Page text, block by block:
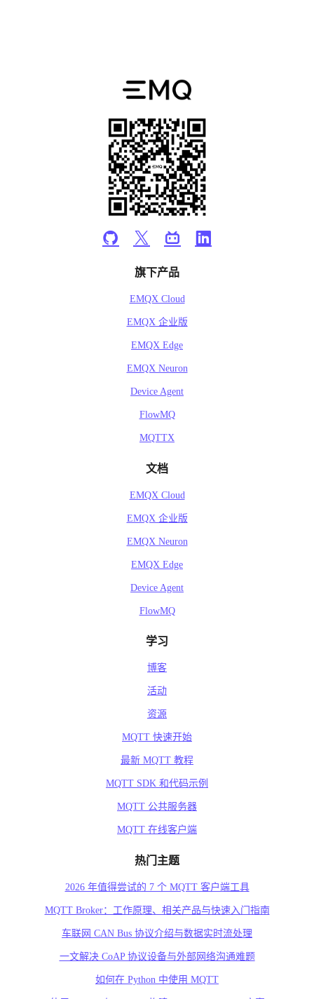
旗下产品
EMQX Cloud
EMQX 企业版
EMQX Edge
EMQX Neuron
Device Agent
FlowMQ
MQTTX
文档
EMQX Cloud
EMQX 企业版
EMQX Neuron
EMQX Edge
Device Agent
FlowMQ
学习
博客
活动
资源
MQTT 快速开始
最新 MQTT 教程
MQTT SDK 和代码示例
MQTT 公共服务器
MQTT 在线客户端
热门主题
2026 年值得尝试的 7 个 MQTT 客户端工具
MQTT Broker：工作原理、相关产品与快速入门指南
车联网 CAN Bus 协议介绍与数据实时流处理
一文解决 CoAP 协议设备与外部网络沟通难题
如何在 Python 中使用 MQTT